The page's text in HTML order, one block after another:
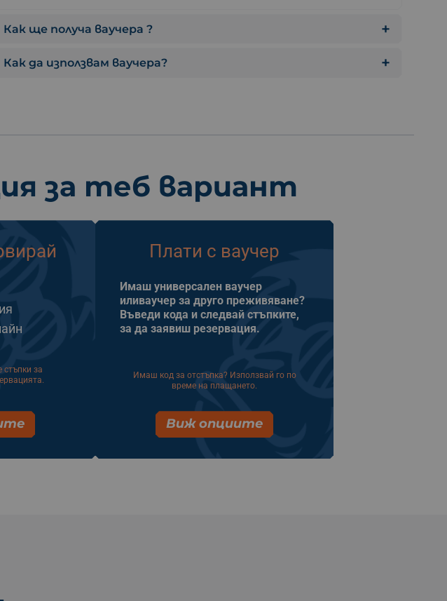
Как ще получа ваучера ?
Как да използвам ваучера?
за теб вариант
за
Плати с ваучер
Имаш универсален ваучер
иливаучер за друго преживяване?
Въведи кода и следвай стъпките,
за да заявиш резервация.
Имаш код за отстъпка? Използвай го по
време на плащането.
Виж опциите